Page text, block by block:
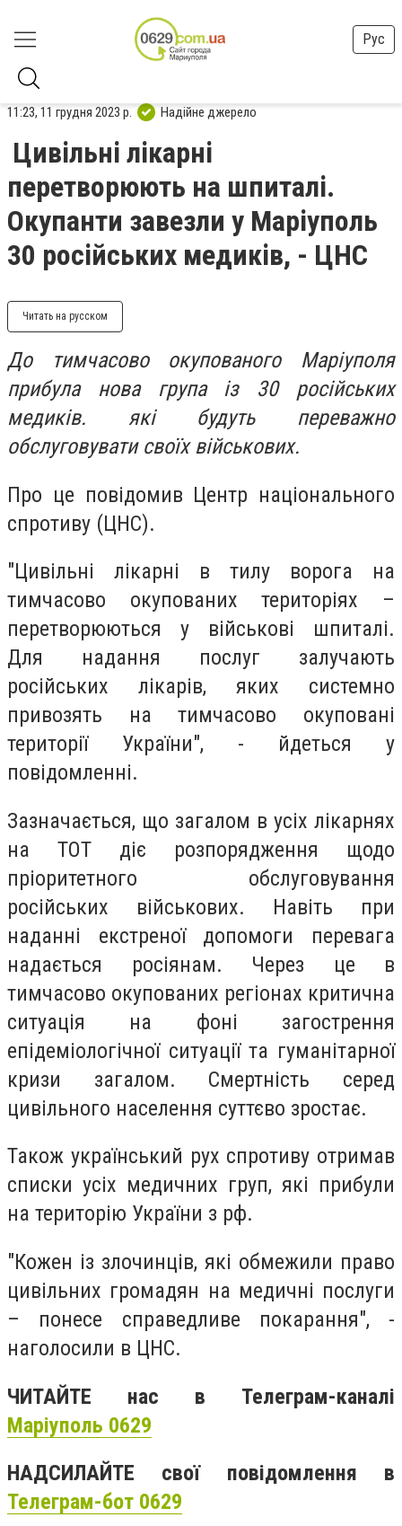
Рус
11:23, 11 грудня 2023 р. Надійне джерело
Цивільні лікарні
перетворюють на шпиталі.
Окупанти завезли у Маріуполь
30 російських медиків, - ЦНС
Читать на русском
До тимчасово окупованого Маріуполя
прибула нова група із 30 російських
медиків. які будуть переважно
обслуговувати своїх військових.
Про це повідомив Центр національного
спротиву (ЦНС).
"Цивільні лікарні в тилу ворога на
тимчасово окупованих територіях –
перетворюються у військові шпиталі.
Для надання послуг залучають
російських лікарів, яких системно
привозять на тимчасово окуповані
території України", - йдеться у
повідомленні.
Зазначається, що загалом в усіх лікарнях
на ТОТ діє розпорядження щодо
пріоритетного обслуговування
російських військових. Навіть при
наданні екстреної допомоги перевага
надається росіянам. Через це в
тимчасово окупованих регіонах критична
ситуація на фоні загострення
епідеміологічної ситуації та гуманітарної
кризи загалом. Смертність серед
цивільного населення суттєво зростає.
Також український рух спротиву отримав
списки усіх медичних груп, які прибули
на територію України з рф.
"Кожен із злочинців, які обмежили право
цивільних громадян на медичні послуги
– понесе справедливе покарання", -
наголосили в ЦНС.
ЧИТАЙТЕ нас в Телеграм-каналі
Маріуполь 0629
НАДСИЛАЙТЕ свої повідомлення в
Телеграм-бот 0629